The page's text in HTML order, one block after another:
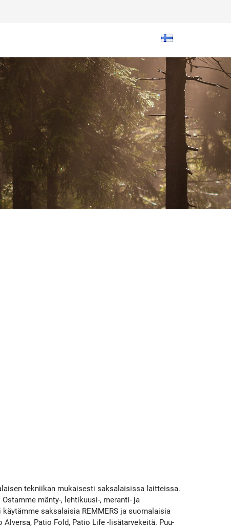
tekniikan mukaisesti saksalaisissa laitteissa.
mänty-, lehtikuusi-, meranti- ja
saksalaisia REMMERS ja suomalaisia
Patio Fold, Patio Life -lisätarvekeitä. Puu-